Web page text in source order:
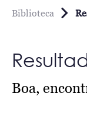
Biblioteca
Boa,